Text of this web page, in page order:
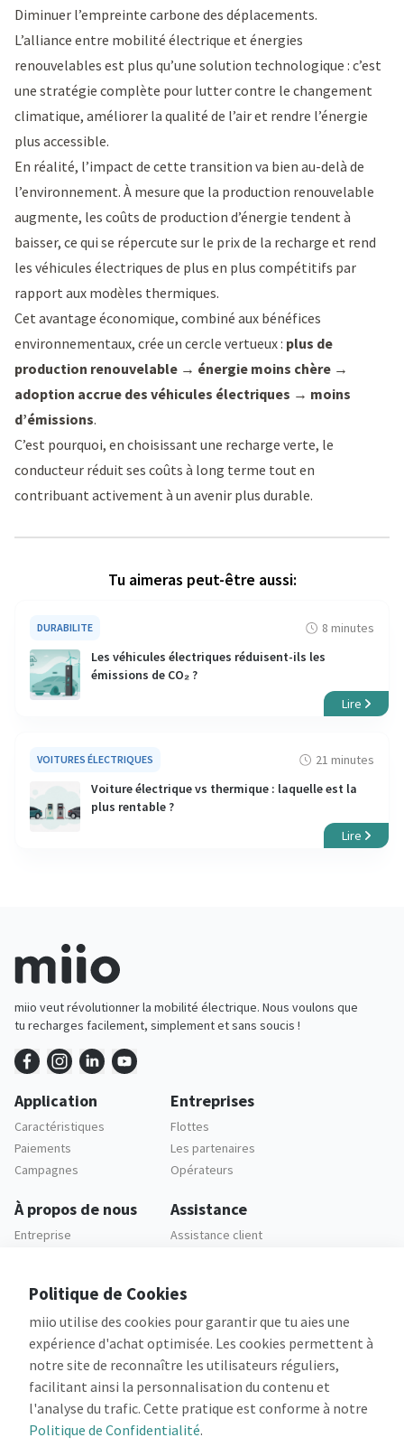
Diminuer l’empreinte carbone des déplacements.
L’alliance entre mobilité électrique et énergies
renouvelables est plus qu’une solution technologique : c’est
une stratégie complète pour lutter contre le changement
climatique, améliorer la qualité de l’air et rendre l’énergie
plus accessible.
En réalité, l’impact de cette transition va bien au-delà de
l’environnement. À mesure que la production renouvelable
augmente, les coûts de production d’énergie tendent à
baisser, ce qui se répercute sur le prix de la recharge et rend
les véhicules électriques de plus en plus compétitifs par
rapport aux modèles thermiques.
Cet avantage économique, combiné aux bénéfices
environnementaux, crée un cercle vertueux : plus de
production renouvelable → énergie moins chère →
adoption accrue des véhicules électriques → moins
d’émissions.
C’est pourquoi, en choisissant une recharge verte, le
conducteur réduit ses coûts à long terme tout en
contribuant activement à un avenir plus durable.
Tu aimeras peut-être aussi:
DURABILITE
8 minutes
Les véhicules électriques réduisent-ils les
émissions de CO₂ ?
Lire
VOITURES ÉLECTRIQUES
21 minutes
Voiture électrique vs thermique : laquelle est la
plus rentable ?
Lire
miio veut révolutionner la mobilité électrique. Nous voulons que
tu recharges facilement, simplement et sans soucis !
Application
Caractéristiques
Paiements
Campagnes
Entreprises
Flottes
Les partenaires
Opérateurs
À propos de nous
Entreprise
Assistance
Assistance client
Legal
Politique de
Confidentialité
Conditions Générales
Politique de Cookies
miio utilise des cookies pour garantir que tu aies une
expérience d'achat optimisée. Les cookies permettent à
notre site de reconnaître les utilisateurs réguliers,
facilitant ainsi la personnalisation du contenu et
l'analyse du trafic. Cette pratique est conforme à notre
Politique de Confidentialité.